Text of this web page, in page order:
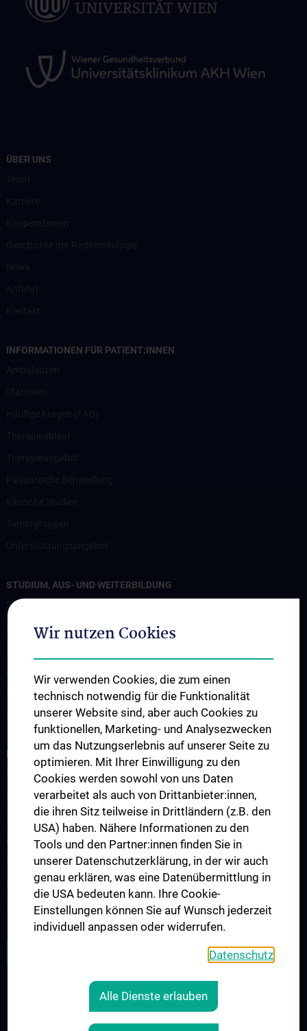
ÜBER UNS
INFORMATIONEN FÜR PATIENT:INNEN
STUDIUM, AUS- UND WEITERBILDUNG
Studium und Lehre
Klinisch Praktisches Jahr (KPJ)
Summer school
Fortbildung
FORSCHUNG
Übersicht
Forschungsbereiche
Infrastruktur
Drittmittelfinanzierte Projekte
Klinische Studien
Publikationen
Partnerverbände
Wir nutzen Cookies
Wir verwenden Cookies, die zum einen
technisch notwendig für die Funktionalität
unserer Website sind, aber auch Cookies zu
funktionellen, Marketing- und Analysezwecken
um das Nutzungserlebnis auf unserer Seite zu
optimieren. Mit Ihrer Einwilligung zu den
Cookies werden sowohl von uns Daten
verarbeitet als auch von Drittanbieter:innen,
die ihren Sitz teilweise in Drittländern (z.B. den
USA) haben. Nähere Informationen zu den
Tools und den Partner:innen finden Sie in
unserer Datenschutzerklärung, in der wir auch
genau erklären, was eine Datenübermittlung in
die USA bedeuten kann. Ihre Cookie-
Einstellungen können Sie auf Wunsch jederzeit
individuell anpassen oder widerrufen.
Datenschutz
Alle Dienste erlauben